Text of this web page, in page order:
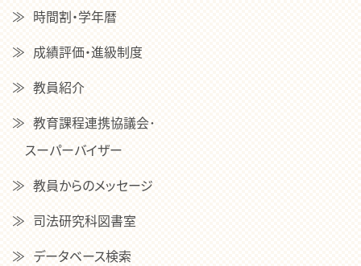
時間割・学年暦
成績評価・進級制度
教員紹介
教育課程連携協議会･
スーパーバイザー
教員からのメッセージ
司法研究科図書室
データベース検索